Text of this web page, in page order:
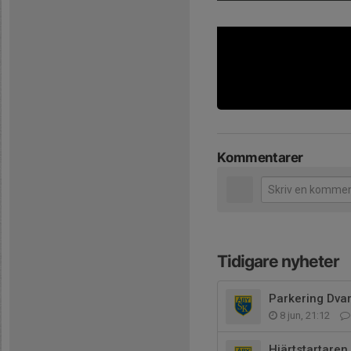
Kommentarer
Tidigare nyheter
Parkering
8 jun, 21:12